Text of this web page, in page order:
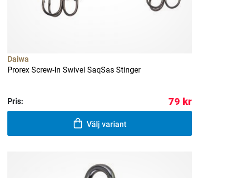
Daiwa
Prorex Screw-In Swivel SaqSas Stinger
Pris: 79 kr
Välj variant